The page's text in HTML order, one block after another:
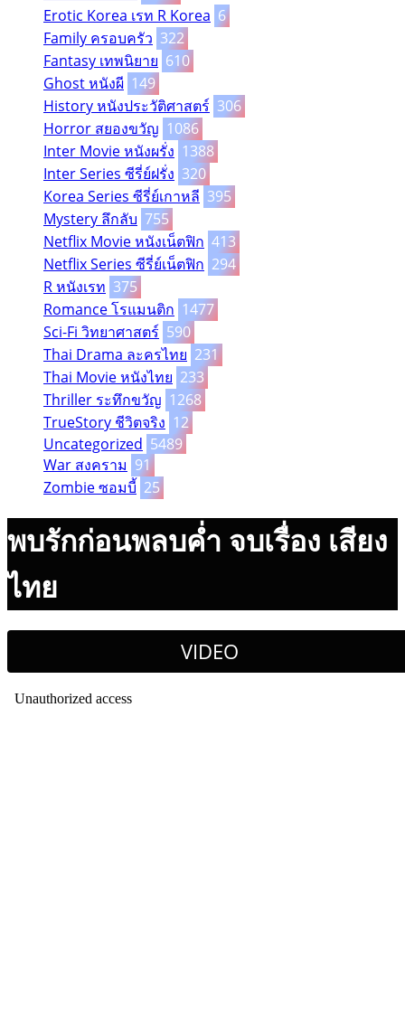
Erotic Korea เรท R Korea 6
Family ครอบครัว 322
Fantasy เทพนิยาย 610
Ghost หนังผี 149
History หนังประวัติศาสตร์ 306
Horror สยองขวัญ 1086
Inter Movie หนังผรั่ง 1388
Inter Series ซีรี่ย์ฝรั่ง 320
Korea Series ซีรี่ย์เกาหลี 395
Mystery ลึกลับ 755
Netflix Movie หนังเน็ตฟิก 413
Netflix Series ซีรี่ย์เน็ตฟิก 294
R หนังเรท 375
Romance โรแมนติก 1477
Sci-Fi วิทยาศาสตร์ 590
Thai Drama ละครไทย 231
Thai Movie หนังไทย 233
Thriller ระทึกขวัญ 1268
TrueStory ชีวิตจริง 12
Uncategorized 5489
War สงคราม 91
Zombie ซอมบี้ 25
พบรักก่อนพลบค่ำ จบเรื่อง เสียง
ไทย
VIDEO